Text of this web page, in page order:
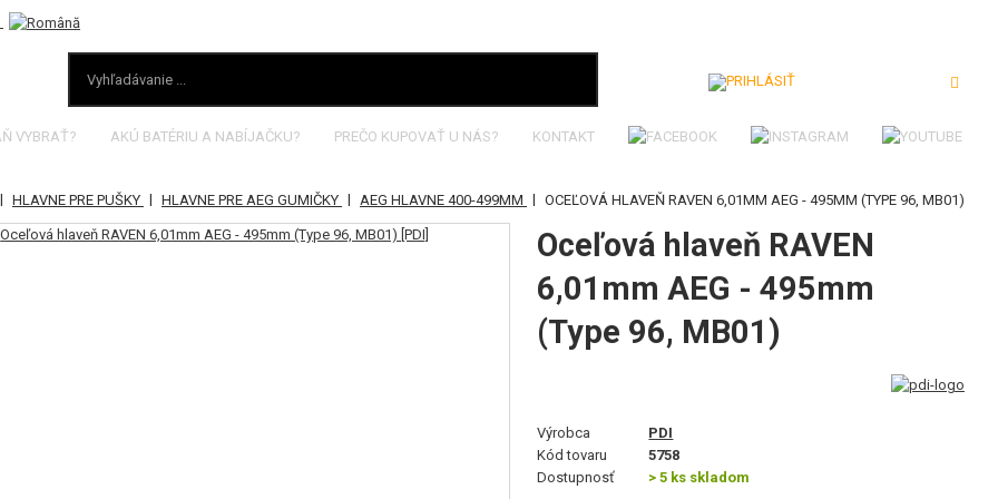
VYBRAŤ? AKÚ BATÉRIU A NABÍJAČKU? PREČO KUPOVAŤ U NÁS? KONTAKT
| HLAVNE PRE PUŠKY | HLAVNE PRE AEG GUMIČKY | AEG HLAVNE 400-499MM | OCEĽOVÁ HLAVEŇ RAVEN 6,01MM AEG - 495MM (TYPE 96, MB01)
Oceľová hlaveň RAVEN
6,01mm AEG - 495mm
(Type 96, MB01)
Výrobca
PDI
Kód tovaru
5758
Dostupnosť
> 5 ks skladom